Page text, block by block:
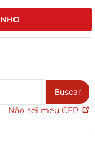
Buscar
Não sei meu CEP